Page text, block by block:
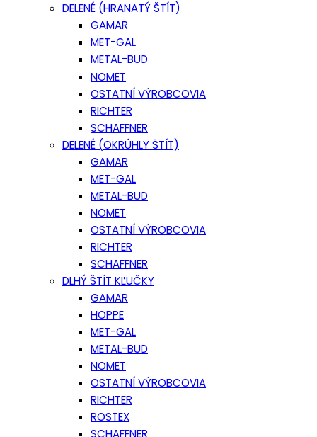
DELENÉ (HRANATÝ ŠTÍT)
GAMAR
MET-GAL
METAL-BUD
NOMET
OSTATNÍ VÝROBCOVIA
RICHTER
SCHAFFNER
DELENÉ (OKRÚHLY ŠTÍT)
GAMAR
MET-GAL
METAL-BUD
NOMET
OSTATNÍ VÝROBCOVIA
RICHTER
SCHAFFNER
DLHÝ ŠTÍT KĽUČKY
GAMAR
HOPPE
MET-GAL
METAL-BUD
NOMET
OSTATNÍ VÝROBCOVIA
RICHTER
ROSTEX
SCHAFFNER